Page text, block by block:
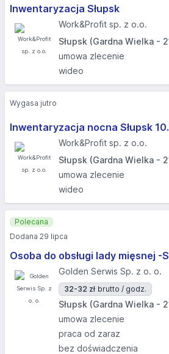
Inwentaryzacja Słupsk
Work&Profit sp. z o.o.
Słupsk (Gardna Wielka -
umowa zlecenie
wideo
Inwentaryzacja nocna Słupsk
Work&Profit sp. z o.o.
Słupsk (Gardna Wielka -
umowa zlecenie
wideo
Wygasa jutro
Osoba do obsługi lady mięsnej -
Golden Serwis Sp. z o. o.
32-32 zł brutto / godz.
Słupsk (Gardna Wielka -
umowa zlecenie
praca od zaraz
bez doświadczenia
Polecana
Dodana 29 lipca